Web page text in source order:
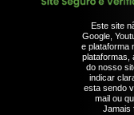
Este site
Google,
e plataforma
plataformas,
do nosso
indicar
esta sendo
mail ou
Jamais